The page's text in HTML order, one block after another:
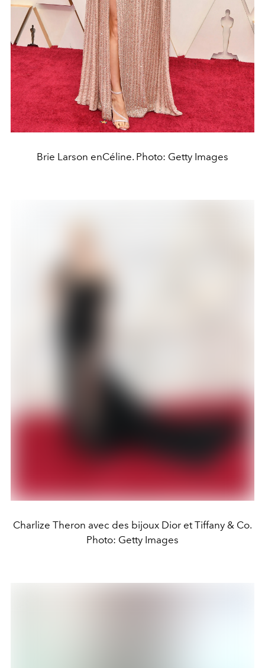
Brie Larson enCéline. Photo: Getty Images
Charlize Theron avec des bijoux Dior et Tiffany & Co.
Photo: Getty Images